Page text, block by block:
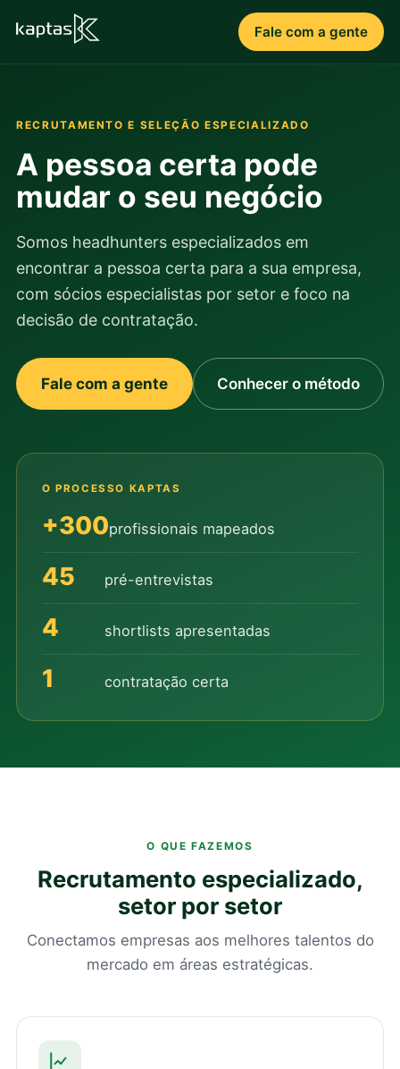
Fale com a gente
RECRUTAMENTO E SELEÇÃO ESPECIALIZADO
A pessoa certa pode
mudar o seu negócio
Somos headhunters especializados em
encontrar a pessoa certa para a sua empresa,
com sócios especialistas por setor e foco na
decisão de contratação.
Fale com a gente Conhecer o método
O PROCESSO KAPTAS
+300profissionais mapeados
45 pré-entrevistas
4 shortlists apresentadas
1 contratação certa
O QUE FAZEMOS
Recrutamento especializado,
setor por setor
Conectamos empresas aos melhores talentos do
mercado em áreas estratégicas.